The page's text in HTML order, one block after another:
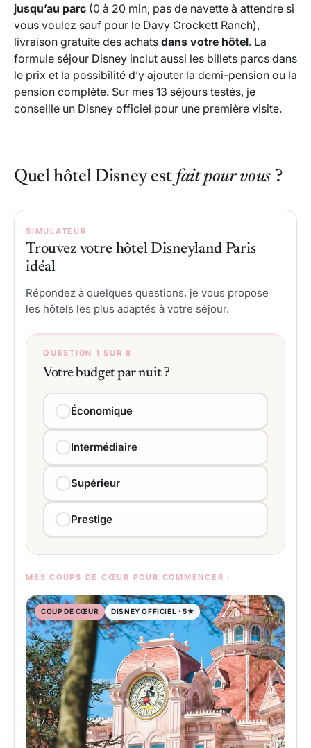
jusqu’au parc (0 à 20 min, pas de navette à attendre si
vous voulez sauf pour le Davy Crockett Ranch),
livraison gratuite des achats dans votre hôtel. La
formule séjour Disney inclut aussi les billets parcs dans
le prix et la possibilité d’y ajouter la demi-pension ou la
pension complète. Sur mes 13 séjours testés, je
conseille un Disney officiel pour une première visite.
Quel hôtel Disney est fait pour vous?
SIMULATEUR
Trouvez votre hôtel Disneyland Paris
idéal
Répondez à quelques questions, je vous propose
les hôtels les plus adaptés à votre séjour.
QUESTION 1 SUR 8
Votre budget par nuit ?
Économique
Intermédiaire
Supérieur
Prestige
MES COUPS DE CŒUR POUR COMMENCER :
COUP DE CŒUR DISNEY OFFICIEL · 5★